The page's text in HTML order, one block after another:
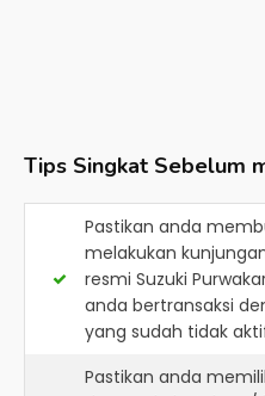
Tips Singkat Sebelum
Pastikan anda
melakukan
resmi Suzuki
anda bertransaksi
yang sudah tidak
Pastikan anda